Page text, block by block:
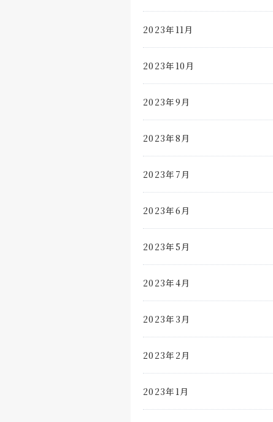
2023年11月
2023年10月
2023年9月
2023年8月
2023年7月
2023年6月
2023年5月
2023年4月
2023年3月
2023年2月
2023年1月